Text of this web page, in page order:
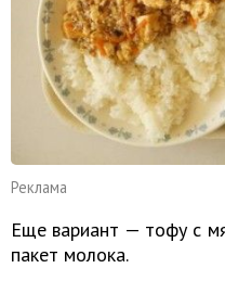
Реклама
Еще вариант — тофу с
пакет молока.